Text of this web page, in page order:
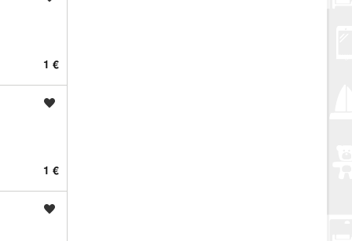
1 €
1 €